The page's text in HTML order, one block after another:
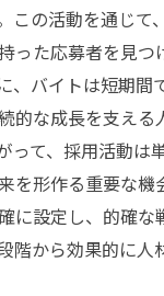
に響くキャッチ
社員に適した広
効果測定と改善
方法バイトと正社
スの流れを把握
のコミュニケーシ
の効率化とその手
この活動を通じて
った応募者を見つ
、バイトは短期間
的な成長を支える
って、採用活動は
を形作る重要な機
に設定し、的確な
階から効果的に人